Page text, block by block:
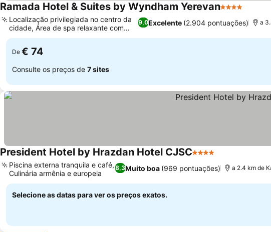
Ramada Hotel & Suites by Wyndham Yerevan4 Estrelas
9,0Excelente (2.904 pontuações)
Localização privilegiada no centro da
cidade, Área de spa relaxante com
hammam
a
De € 74
Consulte os preços de 7 sites
President Hotel by Hrazdan Hotel CJSC4 Estrelas
8,3Muito boa (969 pontuações)
Piscina externa tranquila e café,
Culinária armênia e europeia
a 2.4 km de
Selecione as datas para ver os preços exatos.